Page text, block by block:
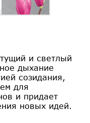
и светлый
дыхание
созидания,
для
и придает
новых идей.